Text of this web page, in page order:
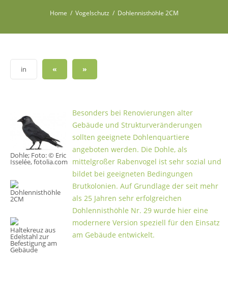
Home / Vogelschutz / Dohlennisthöhle 2CM
in « »
Dohle; Foto: © Eric
Isselée, fotolia.com
Dohlennisthöhle
2CM
Haltekreuz aus
Edelstahl zur
Befestigung am
Gebäude
Besonders bei Renovierungen alter
Gebäude und Strukturveränderungen
sollten geeignete Dohlenquartiere
angeboten werden. Die Dohle, als
mittelgroßer Rabenvogel ist sehr sozial und
bildet bei geeigneten Bedingungen
Brutkolonien. Auf Grundlage der seit mehr
als 25 Jahren sehr erfolgreichen
Dohlennisthöhle Nr. 29 wurde hier eine
modernere Version speziell für den Einsatz
am Gebäude entwickelt.